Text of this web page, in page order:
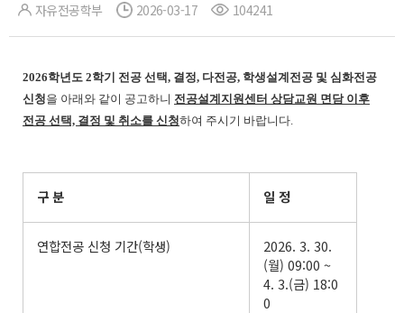
자유전공학부 2026-03-17 104241
2026학년도 2학기 전공 선택, 결정, 다전공, 학생설계전공 및 심화전공
신청을 아래와 같이 공고하니 전공설계지원센터 상담교원 면담 이후
전공 선택, 결정 및 취소를 신청하여 주시기 바랍니다.
구 분 일 정
연합전공 신청 기간(학생)
2026. 3. 30.
(월) 09:00 ~
4. 3.(금) 18:0
0